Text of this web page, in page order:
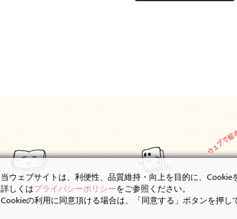
当ウェブサイトは、利便性、品質維持・向上を目的に、Cookie
詳しくはプライバシーポリシーをご参照ください。
Cookieの利用に同意頂ける場合は、「同意する」ボタンを押し